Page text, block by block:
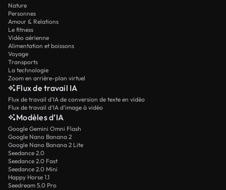
Nature
Personnes
Amour & Relations
Le fitness
Vidéo aérienne
Alimentation et boissons
Voyage
Transports
La technologie
Zoom en arrière-plan virtuel
Flux de travail IA
Flux de travail d’IA de conversion de texte en vidéo
Flux de travail d’IA d’image à vidéo
Modèles d’IA
Google Gemini Omni Flash
Google Nano Banana 2
Google Nano Banana 2 Lite
Seedance 2.0
Seedance 2.0 Fast
Seedance 2.0 Mini
Happy Horse 1.1
Seedream 5.0 Pro